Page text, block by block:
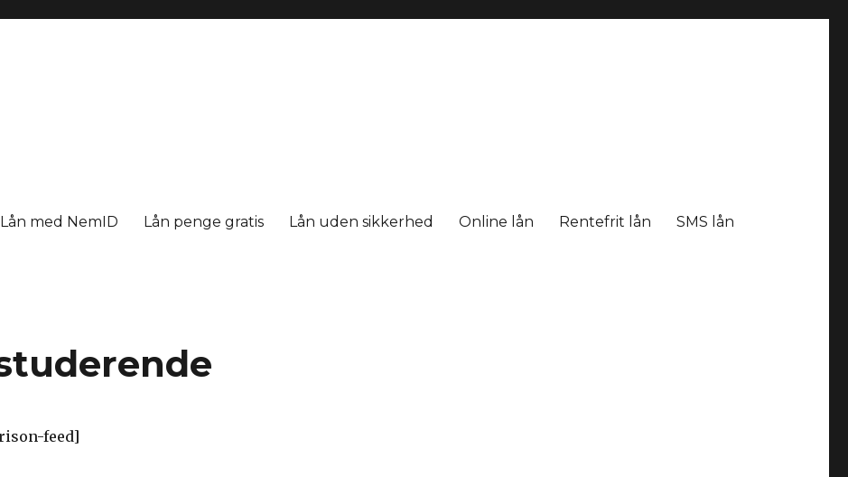
Lån med NemID Lån penge gratis Lån uden sikkerhed Online lån Rentefrit lån SMS lån
feed]